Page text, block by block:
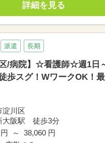
詳細を見る
派遣 長期
区/病院】☆看護師☆週1日
歩スグ！WワークOK！
淀川区
阪駅 徒歩3分
～ 38,060 円